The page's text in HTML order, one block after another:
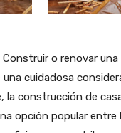
o renovar una
cuidadosa
la construcción de
opción popular